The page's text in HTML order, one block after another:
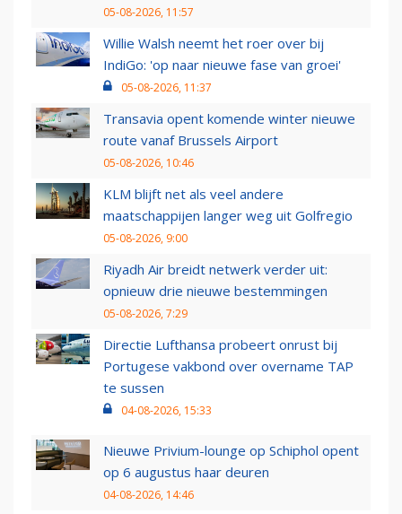
05-08-2026, 11:57
Willie Walsh neemt het roer over bij
IndiGo: 'op naar nieuwe fase van groei'
05-08-2026, 11:37
Transavia opent komende winter nieuwe
route vanaf Brussels Airport
05-08-2026, 10:46
KLM blijft net als veel andere
maatschappijen langer weg uit Golfregio
05-08-2026, 9:00
Riyadh Air breidt netwerk verder uit:
opnieuw drie nieuwe bestemmingen
05-08-2026, 7:29
Directie Lufthansa probeert onrust bij
Portugese vakbond over overname TAP
te sussen
04-08-2026, 15:33
Nieuwe Privium-lounge op Schiphol opent
op 6 augustus haar deuren
04-08-2026, 14:46